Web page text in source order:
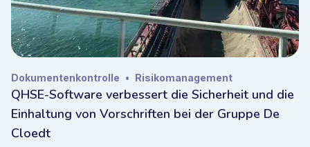
Dokumentenkontrolle • Risikomanagement
QHSE-Software verbessert die Sicherheit und die
Einhaltung von Vorschriften bei der Gruppe De
Cloedt